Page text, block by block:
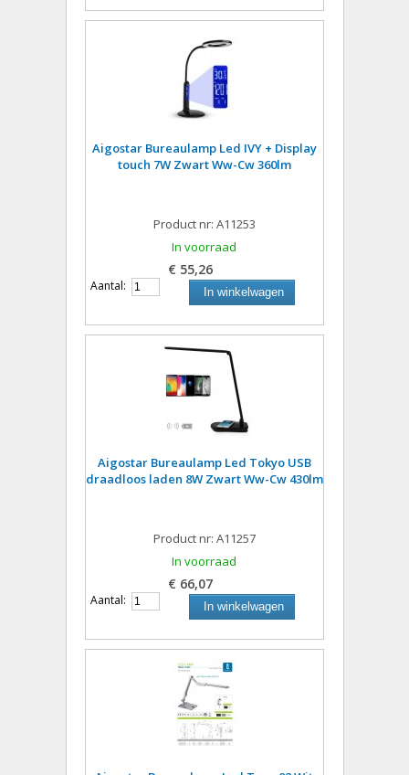
Aigostar Bureaulamp Led IVY + Display
touch 7W Zwart Ww-Cw 360lm
Product nr: A11253
In voorraad
€ 55,26
Aantal: In winkelwagen
Aigostar Bureaulamp Led Tokyo USB
draadloos laden 8W Zwart Ww-Cw 430lm
Product nr: A11257
In voorraad
€ 66,07
Aantal: In winkelwagen